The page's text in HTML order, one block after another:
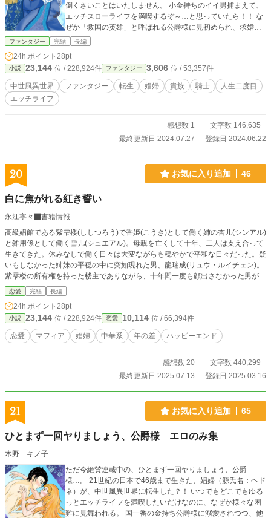
倒くさいことはいたしません。 小金持ちのイイ男捕まえて、
エッチスローライフを満喫するぞ～…と思っていたら！！ な
ぜか「救国の英雄」と呼ばれる公爵様に見初められ、求婚さ
れる…。 ハッキリ言って、イ・ヤ・だ！！ なんでかって？
ん！！ そんな女の相手なんざ、前世だけで十分だっての。 と
は言え、この公爵様…顔と体が私・フィリーの好みとドンピ
シャ！！ 一体どうしたら、いいの～。 一人で勝手にどうでも
いい悩みを抱えながらも、とりあえずヤると決意したフィリ
り切りつつ、取り巻く人々の問題を解決していく。 しかし、
解決すればまた別の問題が浮上するのが人生といふもの。 今
ファンタジー 完結 長編
24h.ポイント 28pt
小説 23,144 位 / 228,924件 ファンタジー 3,606 位 / 53,357件
中世風異世界 ファンタジー 転生 娼婦 貴族 騎士
人生二度目
エッチライフ
感想数 1
文字数 146,635
最終更新日 2024.07.27
登録日 2024.06.22
20 お気に入り追加 46
白に焦がれる紅き誓い
永江寧々
書籍情報
高級娼館である紫雫楼(ししつろう)で香姫(こうき)として働く姉の杏儿(シンアル)
と雑用係として働く雪儿(シュエアル)。母親を亡くして十年、二人は支え合って
生きてきた。休みなしで働く日々は大変ながらも穏やかで平和な日々だった。疑
いもしなかった姉妹の平穏の中に突如現れた男、龍瑞成(リュウ・ルイチェン)。
紫雫楼の所有権を持った楼主でありながら、十年間一度も顔出さなかった男があ
る事件を境に関わるようになったことで姉妹の運命が変わっていく。
恋愛 完結 長編
24h.ポイント 28pt
小説 23,144 位 / 228,924件 恋愛 10,114 位 / 66,394件
恋愛 マフィア 娼婦 中華系 年の差 ハッピーエンド
感想数 20
文字数 440,299
最終更新日 2025.07.13
登録日 2025.03.16
21 お気に入り追加 65
ひとまず一回ヤりましょう、公爵様 エロのみ集
木野 キノ子
ただ今絶賛連載中の、ひとまず一回ヤりましょう、公爵
様…。 21世紀の日本で46歳まで生きた、娼婦（源氏名：ヘド
ネ）が、中世風異世界に転生した？！ いつでもどこでもゆる
っとエッチライフを満喫したいだけなのに、なぜか様々な困
難に見舞われる。 国一番の金持ち公爵様に溺愛されつつ、他